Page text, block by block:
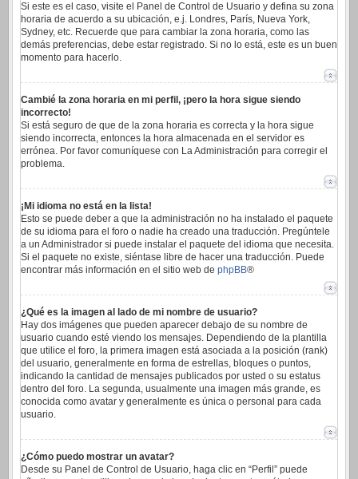
Si este es el caso, visite el Panel de Control de Usuario y defina su zona
horaria de acuerdo a su ubicación, e.j. Londres, París, Nueva York,
Sydney, etc. Recuerde que para cambiar la zona horaria, como las
demás preferencias, debe estar registrado. Si no lo está, este es un buen
momento para hacerlo.
Cambié la zona horaria en mi perfil, ¡pero la hora sigue siendo
incorrecto!
Si está seguro de que de la zona horaria es correcta y la hora sigue
siendo incorrecta, entonces la hora almacenada en el servidor es
errónea. Por favor comuníquese con La Administración para corregir el
problema.
¡Mi idioma no está en la lista!
Esto se puede deber a que la administración no ha instalado el paquete
de su idioma para el foro o nadie ha creado una traducción. Pregúntele
a un Administrador si puede instalar el paquete del idioma que necesita.
Si el paquete no existe, siéntase libre de hacer una traducción. Puede
encontrar más información en el sitio web de phpBB®
¿Qué es la imagen al lado de mi nombre de usuario?
Hay dos imágenes que pueden aparecer debajo de su nombre de
usuario cuando esté viendo los mensajes. Dependiendo de la plantilla
que utilice el foro, la primera imagen está asociada a la posición (rank)
del usuario, generalmente en forma de estrellas, bloques o puntos,
indicando la cantidad de mensajes publicados por usted o su estatus
dentro del foro. La segunda, usualmente una imagen más grande, es
conocida como avatar y generalmente es única o personal para cada
usuario.
¿Cómo puedo mostrar un avatar?
Desde su Panel de Control de Usuario, haga clic en “Perfil” puede